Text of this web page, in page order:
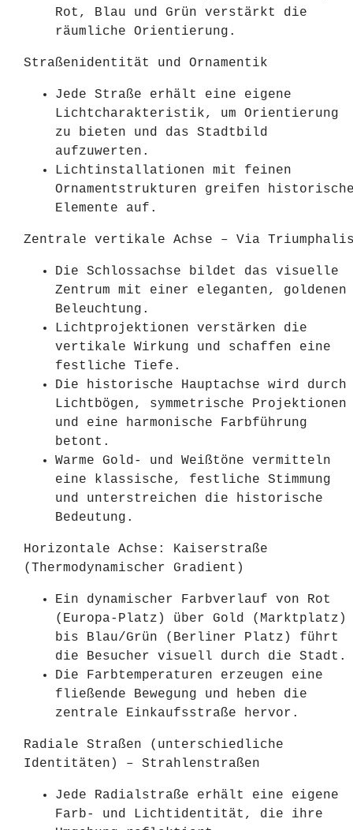
Rot, Blau und Grün verstärkt die
räumliche Orientierung.
Straßenidentität und Ornamentik
Jede Straße erhält eine eigene
Lichtcharakteristik, um Orientierung
zu bieten und das Stadtbild
aufzuwerten.
Lichtinstallationen mit feinen
Ornamentstrukturen greifen
Elemente auf.
Zentrale vertikale Achse – Via
Die Schlossachse bildet das visuelle
Zentrum mit einer eleganten, goldenen
Beleuchtung.
Lichtprojektionen verstärken die
vertikale Wirkung und schaffen eine
festliche Tiefe.
Die historische Hauptachse wird durch
Lichtbögen, symmetrische Projektionen
und eine harmonische Farbführung
betont.
Warme Gold- und Weißtöne vermitteln
eine klassische, festliche Stimmung
und unterstreichen die historische
Bedeutung.
Horizontale Achse: Kaiserstraße
(Thermodynamischer Gradient)
Ein dynamischer Farbverlauf von Rot
(Europa-Platz) über Gold (Marktplatz)
bis Blau/Grün (Berliner Platz) führt
die Besucher visuell durch die Stadt.
Die Farbtemperaturen erzeugen eine
fließende Bewegung und heben die
zentrale Einkaufsstraße hervor.
Radiale Straßen (unterschiedliche
Identitäten) – Strahlenstraßen
Jede Radialstraße erhält eine eigene
Farb- und Lichtidentität, die ihre